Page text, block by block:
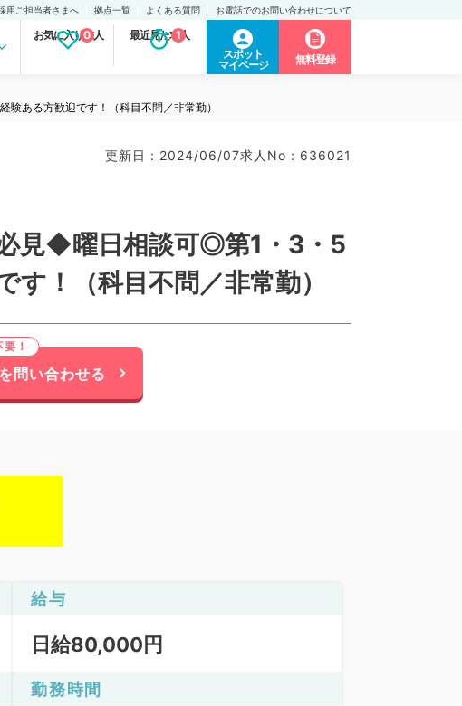
用ご担当者さまへ 拠点一覧 よくある質問 お電話でのお問い合わせについて
お気に入り求人
0 最近見た求人
1
スポット
マイページ
無料登録
ある方歓迎です！（科目不問／非常勤）
更新日 : 2024/06/07求人No : 636021
見◆曜日相談可◎第1・3・5
！（科目不問／非常勤）
問い合わせる
給与
日給80,000円
勤務時間